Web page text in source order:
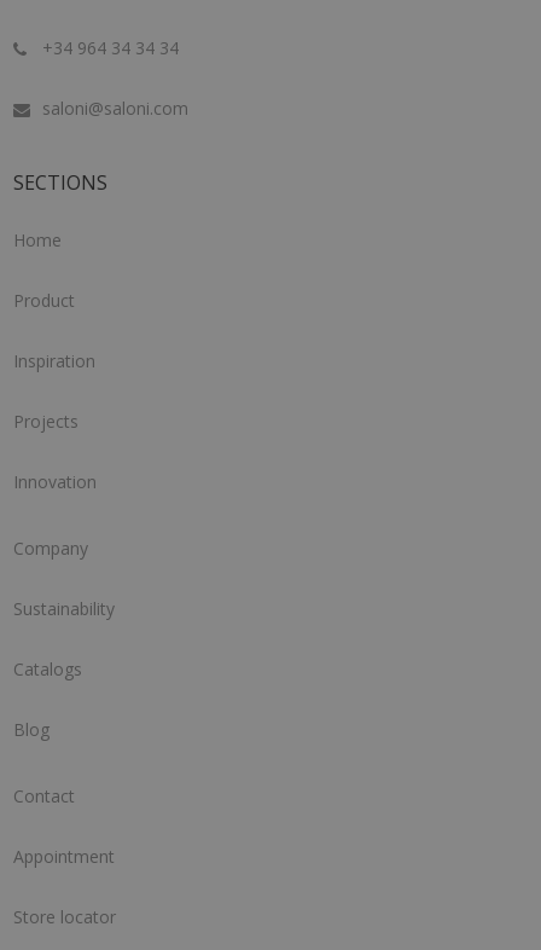
+34 964 34 34 34
saloni@saloni.com
SECTIONS
Home
Product
Inspiration
Projects
Innovation
Company
Sustainability
Catalogs
Blog
Contact
Appointment
Store locator